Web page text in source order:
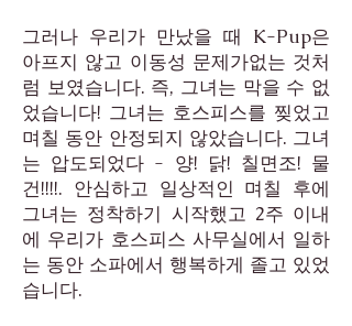
그러나 우리가 만났을 때 K-Pup은
아프지 않고 이동성 문제가없는 것처
럼 보였습니다. 즉, 그녀는 막을 수 없
었습니다! 그녀는 호스피스를 찢었고
며칠 동안 안정되지 않았습니다. 그녀
는 압도되었다 - 양! 닭! 칠면조! 물
건!!!!. 안심하고 일상적인 며칠 후에
그녀는 정착하기 시작했고 2주 이내
에 우리가 호스피스 사무실에서 일하
는 동안 소파에서 행복하게 졸고 있었
습니다.